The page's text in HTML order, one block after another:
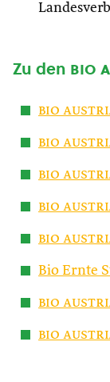
Zu den bio
bio
bio
bio
bio
bio
Bio Ernte
bio
bio